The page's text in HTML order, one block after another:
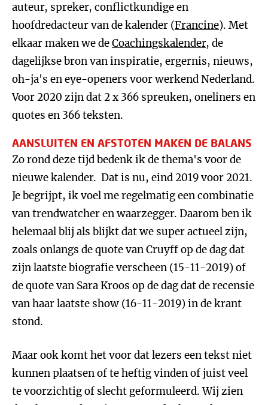
auteur, spreker, conflictkundige en
hoofdredacteur van de kalender (Francine). Met
elkaar maken we deCoachingskalender, de
dagelijkse bron van inspiratie, ergernis, nieuws,
oh-ja's en eye-openers voor werkend Nederland.
Voor 2020 zijn dat 2 x 366 spreuken, oneliners en
quotes en 366 teksten.
AANSLUITEN EN AFSTOTEN MAKEN DE BALANS
Zo rond deze tijd bedenk ik de thema's voor de
nieuwe kalender. Dat is nu, eind 2019 voor 2021.
Je begrijpt, ik voel me regelmatig een combinatie
van trendwatcher en waarzegger. Daarom ben ik
helemaal blij als blijkt dat we super actueel zijn,
zoals onlangs de quote van Cruyff op de dag dat
zijn laatste biografie verscheen (15-11-2019) of
de quote van Sara Kroos op de dag dat de recensie
van haar laatste show (16-11-2019) in de krant
stond.
Maar ook komt het voor dat lezers een tekst niet
kunnen plaatsen of te heftig vinden of juist veel
te voorzichtig of slecht geformuleerd. Wij zien